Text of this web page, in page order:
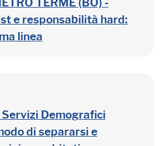
e responsabilità hard:
linea
Servizi Demografici
di separarsi e